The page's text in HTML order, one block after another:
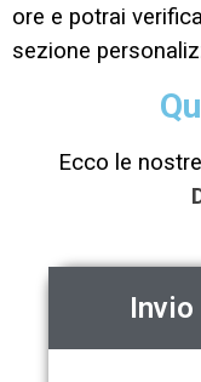
ore e potrai
sezione
Ecco le